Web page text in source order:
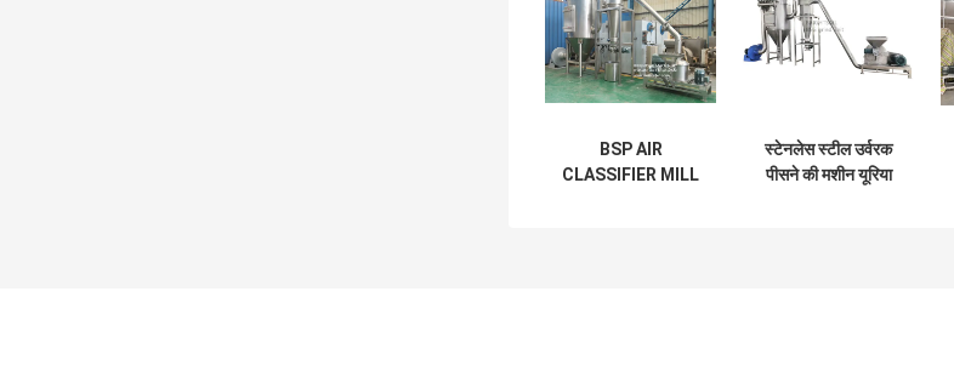
BSP AIR
CLASSIFIER MILL
स्टेनलेस स्टील उर्वरक
पीसने की मशीन यूरिया